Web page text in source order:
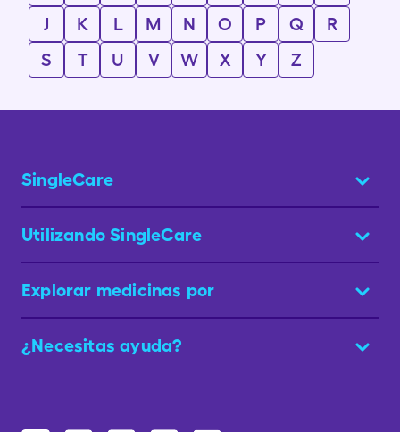
J
K L M N O P Q
R
S
T U V W X Y Z
SingleCare
Utilizando SingleCare
Explorar medicinas por
¿Necesitas ayuda?